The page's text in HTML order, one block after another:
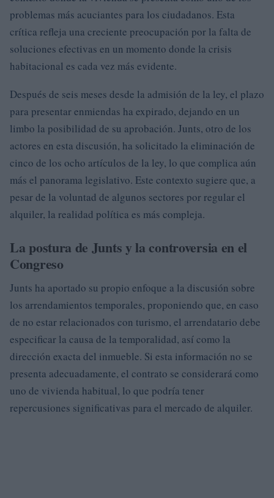
problemas más acuciantes para los ciudadanos. Esta
crítica refleja una creciente preocupación por la falta de
soluciones efectivas en un momento donde la crisis
habitacional es cada vez más evidente.
Después de seis meses desde la admisión de la ley, el plazo
para presentar enmiendas ha expirado, dejando en un
limbo la posibilidad de su aprobación. Junts, otro de los
actores en esta discusión, ha solicitado la eliminación de
cinco de los ocho artículos de la ley, lo que complica aún
más el panorama legislativo. Este contexto sugiere que, a
pesar de la voluntad de algunos sectores por regular el
alquiler, la realidad política es más compleja.
La postura de Junts y la controversia en el
Congreso
Junts ha aportado su propio enfoque a la discusión sobre
los arrendamientos temporales, proponiendo que, en caso
de no estar relacionados con turismo, el arrendatario debe
especificar la causa de la temporalidad, así como la
dirección exacta del inmueble. Si esta información no se
presenta adecuadamente, el contrato se considerará como
uno de vivienda habitual, lo que podría tener
repercusiones significativas para el mercado de alquiler.